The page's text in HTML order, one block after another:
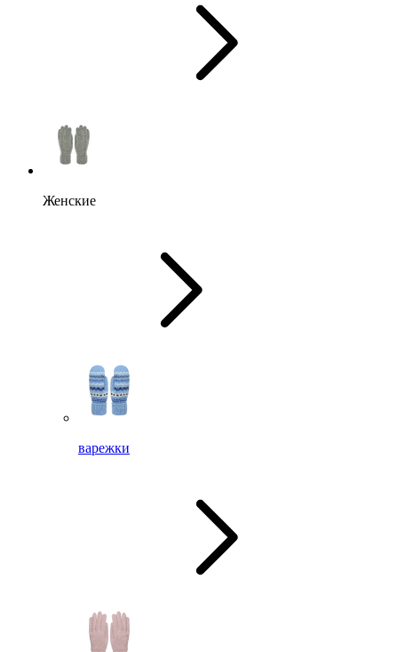
Женские
варежки